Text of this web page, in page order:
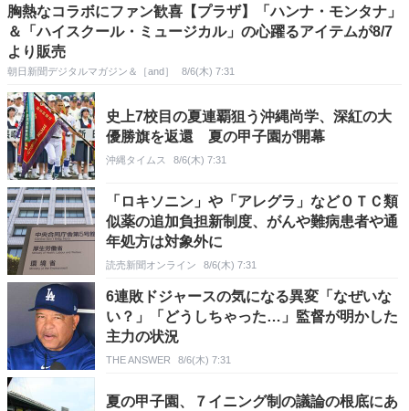
胸熱なコラボにファン歓喜【プラザ】「ハンナ・モンタナ」
＆「ハイスクール・ミュージカル」の心躍るアイテムが8/7
より販売
朝日新聞デジタルマガジン＆［and］ 8/6(木) 7:31
史上7校目の夏連覇狙う沖縄尚学、深紅の大
優勝旗を返還 夏の甲子園が開幕
沖縄タイムス 8/6(木) 7:31
「ロキソニン」や「アレグラ」などＯＴＣ類
似薬の追加負担新制度、がんや難病患者や通
年処方は対象外に
読売新聞オンライン 8/6(木) 7:31
6連敗ドジャースの気になる異変「なぜいな
い？」「どうしちゃった…」監督が明かした
主力の状況
THE ANSWER 8/6(木) 7:31
夏の甲子園、７イニング制の議論の根底にあ